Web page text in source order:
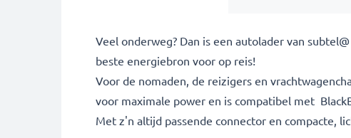
Veel onderweg? Dan is een autolader van
beste energiebron voor op reis!
Voor de nomaden, de reizigers en
voor maximale power en is compatibel met
Met z'n altijd passende connector en compacte,